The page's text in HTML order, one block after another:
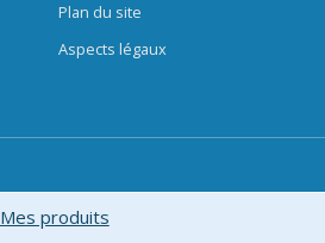
Plan du site
Aspects légaux
Mes produits